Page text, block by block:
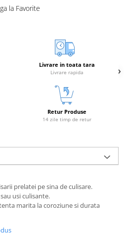
la Favorite
Livrare in toata tara
Livrare rapida
Retur Produse
14 zile timp de retur
prelatei pe sina de culisare.
usi culisante.
marita la coroziune si durata